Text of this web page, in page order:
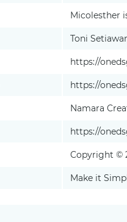
Micolesther
Toni
https://
https://
Namara
https://
Copyright ©
Make it